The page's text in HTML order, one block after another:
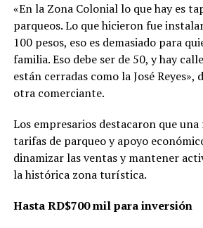
«En la Zona Colonial lo que hay es
parqueos. Lo que hicieron fue
100 pesos, eso es demasiado para
familia. Eso debe ser de 50, y hay
están cerradas como la José Reyes»,
otra comerciante.
Los empresarios destacaron que
tarifas de parqueo y apoyo
dinamizar las ventas y mantener
la histórica zona turística.
Hasta RD$700 mil para inversión